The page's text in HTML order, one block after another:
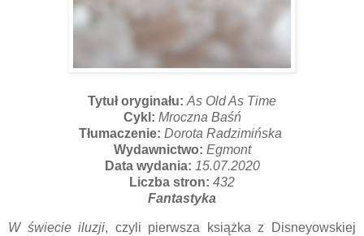
Tytuł oryginału:As Old As Time
Cykl: Mroczna Baśń
Tłumaczenie: Dorota Radzimińska
Wydawnictwo: Egmont
Data wydania: 15.07.2020
Liczba stron: 432
Fantastyka
W świecie iluzji, czyli pierwsza książka z Disneyowskiej